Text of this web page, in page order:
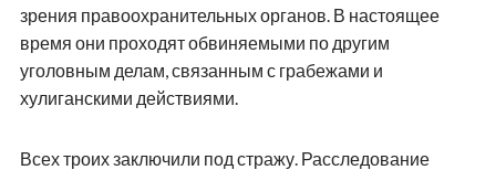
зрения правоохранительных органов. В настоящее
время они проходят обвиняемыми по другим
уголовным делам, связанным с грабежами и
хулиганскими действиями.
Всех троих заключили под стражу. Расследование